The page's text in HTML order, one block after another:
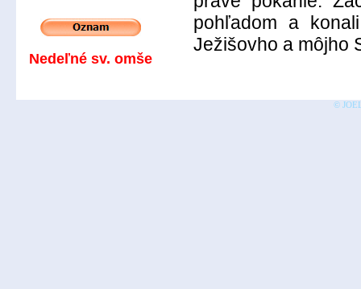
Nedeľné sv. omše
pohľadom a
Ježišovho a môjho
©